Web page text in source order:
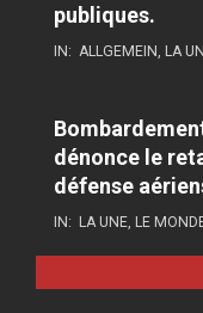
publiques.
IN: ALLGEMEIN, LA
dénonce le
défense
IN: LA UNE, LE